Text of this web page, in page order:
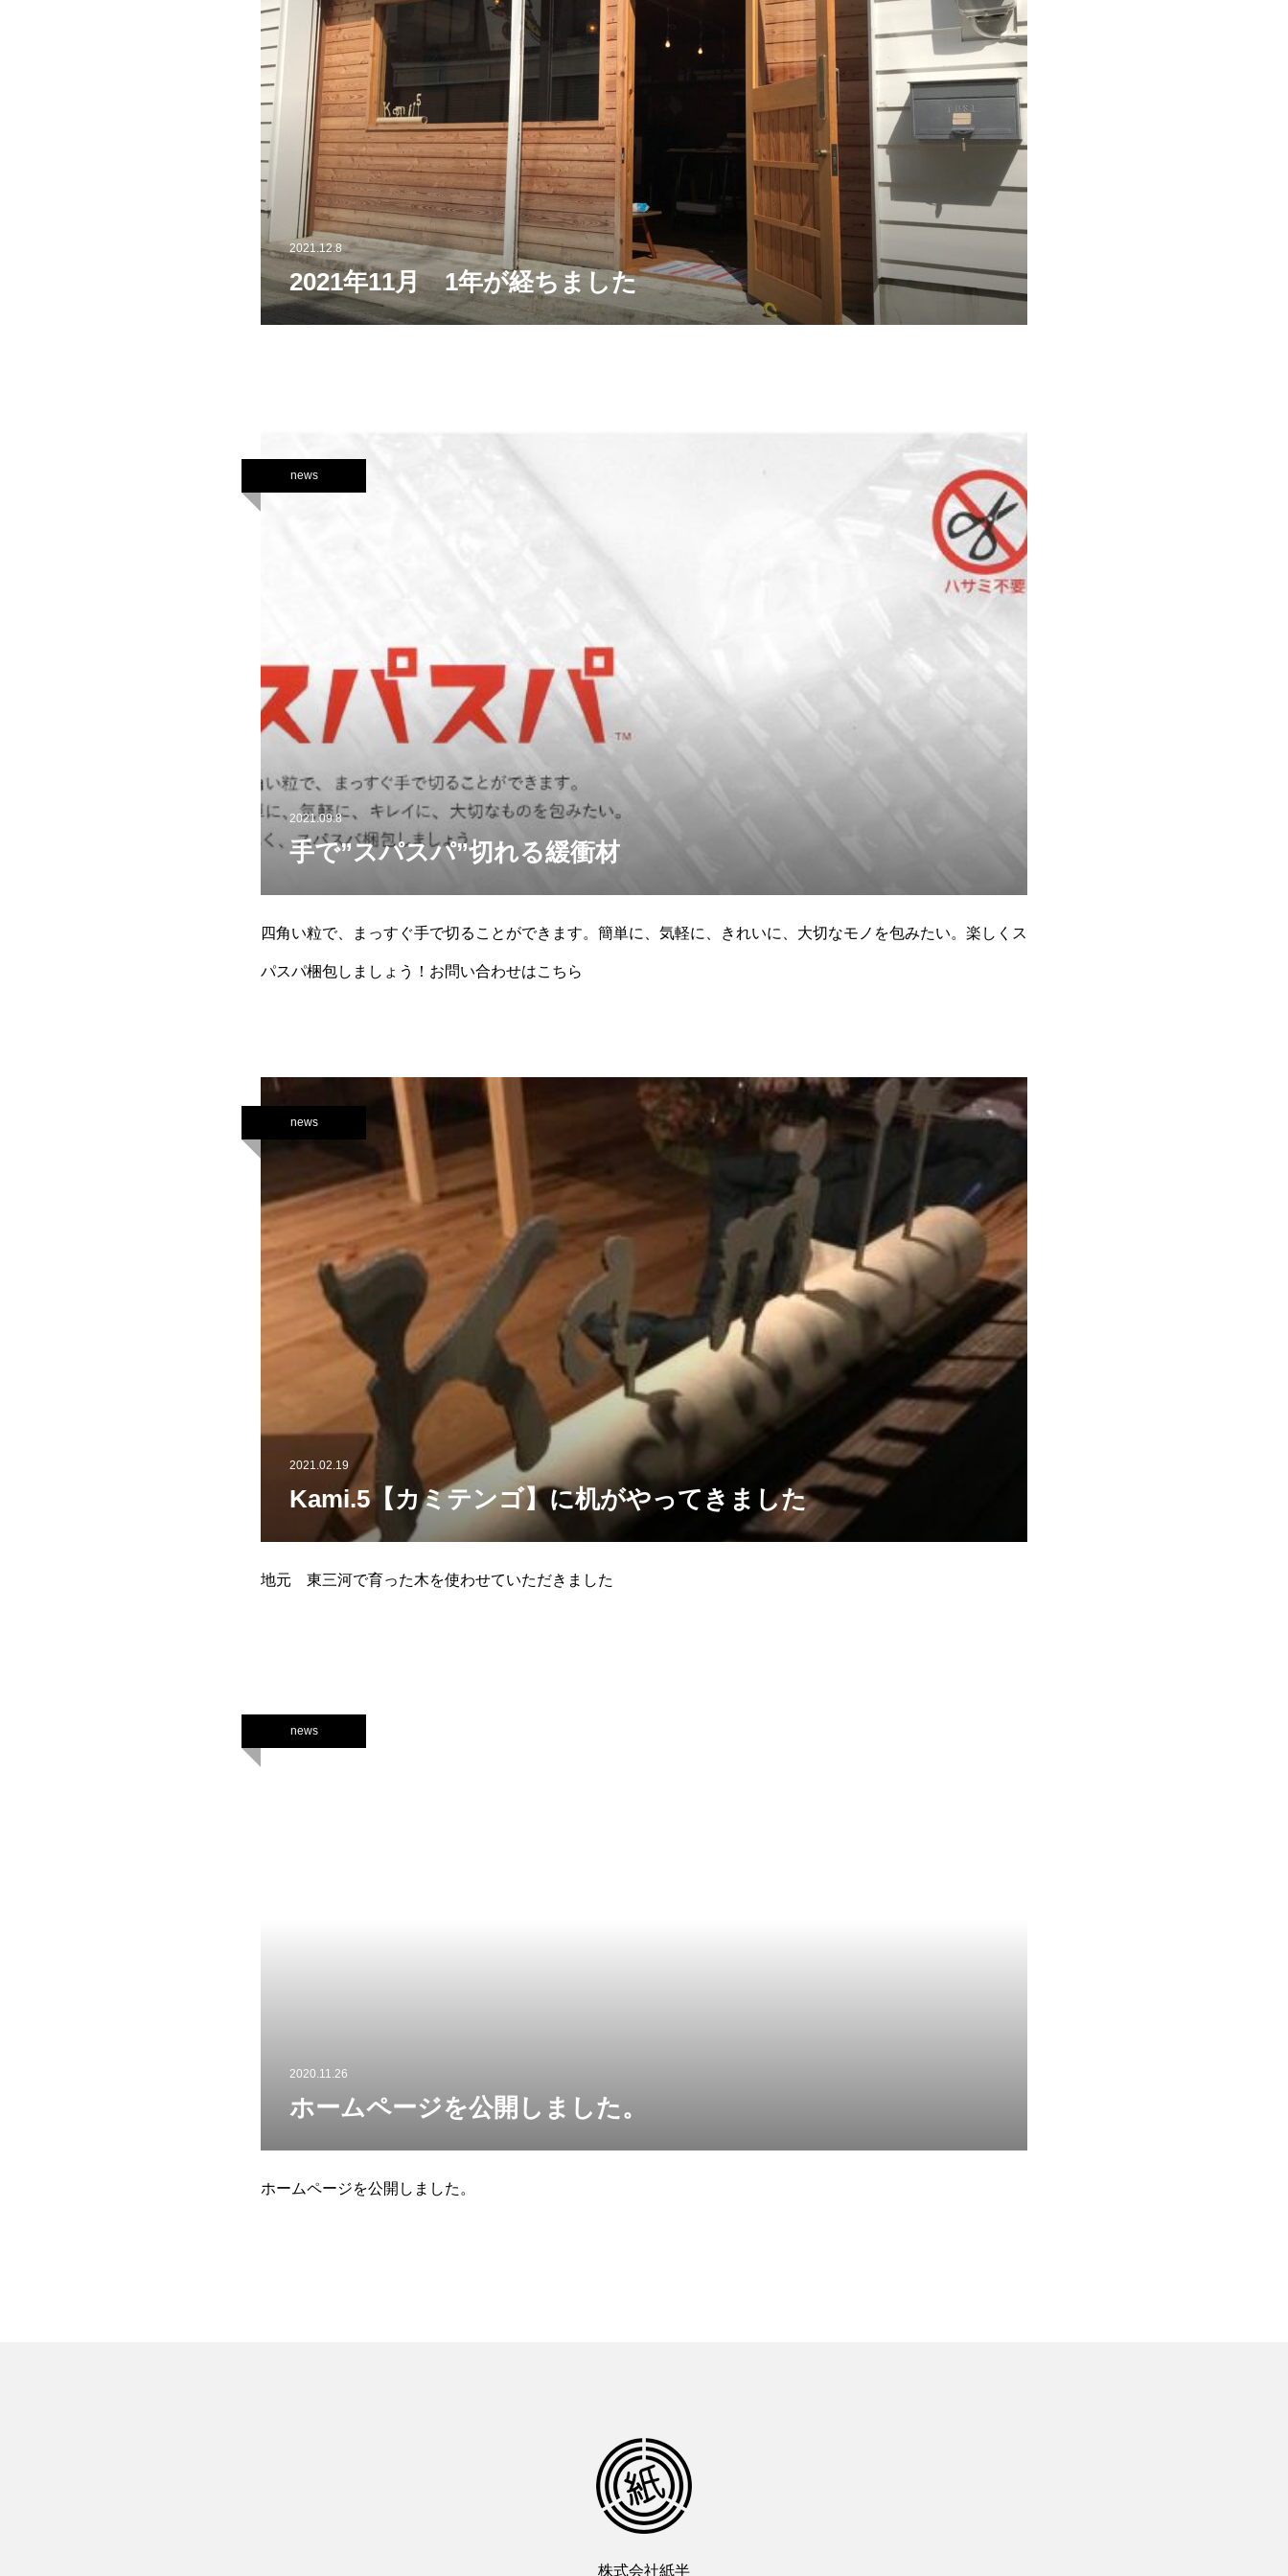
2021.12.8
2021年11月 1年が経ちました
news
2021.09.8
手で”スパスパ”切れる緩衝材
四角い粒で、まっすぐ手で切ることができます。簡単に、気軽に、きれいに、大切なモノを包みたい。楽しくス
パスパ梱包しましょう！お問い合わせはこちら
news
2021.02.19
Kami.5【カミテンゴ】に机がやってきました
地元 東三河で育った木を使わせていただきました
news
2020.11.26
ホームページを公開しました。
ホームページを公開しました。
株式会社紙半